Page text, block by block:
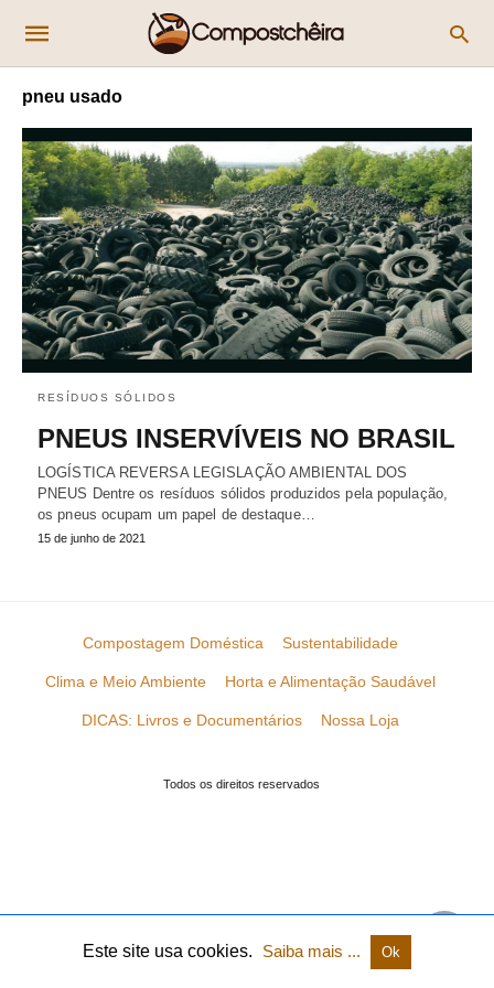
pneu usado
RESÍDUOS SÓLIDOS
PNEUS INSERVÍVEIS NO BRASIL
LOGÍSTICA REVERSA LEGISLAÇÃO AMBIENTAL DOS
PNEUS Dentre os resíduos sólidos produzidos pela população,
os pneus ocupam um papel de destaque…
15 de junho de 2021
Compostagem Doméstica Sustentabilidade
Clima e Meio Ambiente Horta e Alimentação Saudável
DICAS: Livros e Documentários Nossa Loja
Todos os direitos reservados
Este site usa cookies. Saiba mais ... Ok